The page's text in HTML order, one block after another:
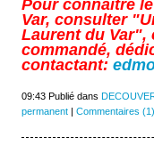
Pour connaître
Var, consulter
Laurent du Var",
commandé,
contactant:
09:43 Publié dans
permanent| Commentaires (1)